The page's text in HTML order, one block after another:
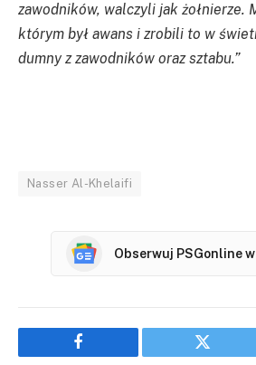
zawodników, walczyli jak żołnierze.
którym był awans i zrobili to w
dumny z zawodników oraz sztabu.”
Nasser Al-Khelaifi
Obserwuj PSGonline
Facebook Twitter